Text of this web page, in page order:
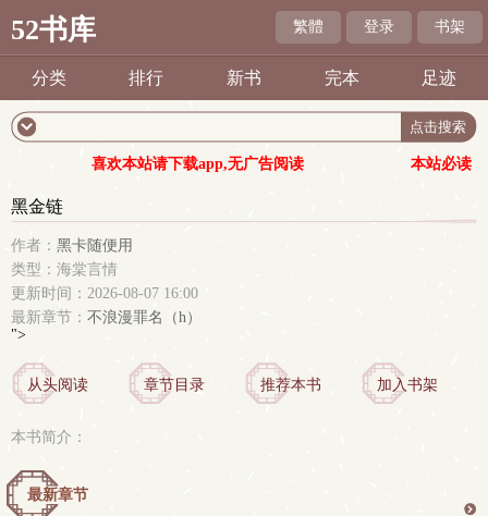
52书库 繁體 登录 书架
分类 排行 新书 完本 足迹
喜欢本站请下载app,无广告阅读 本站必读
黑金链
作者： 黑卡随便用
类型：海棠言情
更新时间：2026-08-07 16:00
最新章节： 不浪漫罪名（h）
">
从头阅读 章节目录 推荐本书 加入书架
本书简介：
最新章节